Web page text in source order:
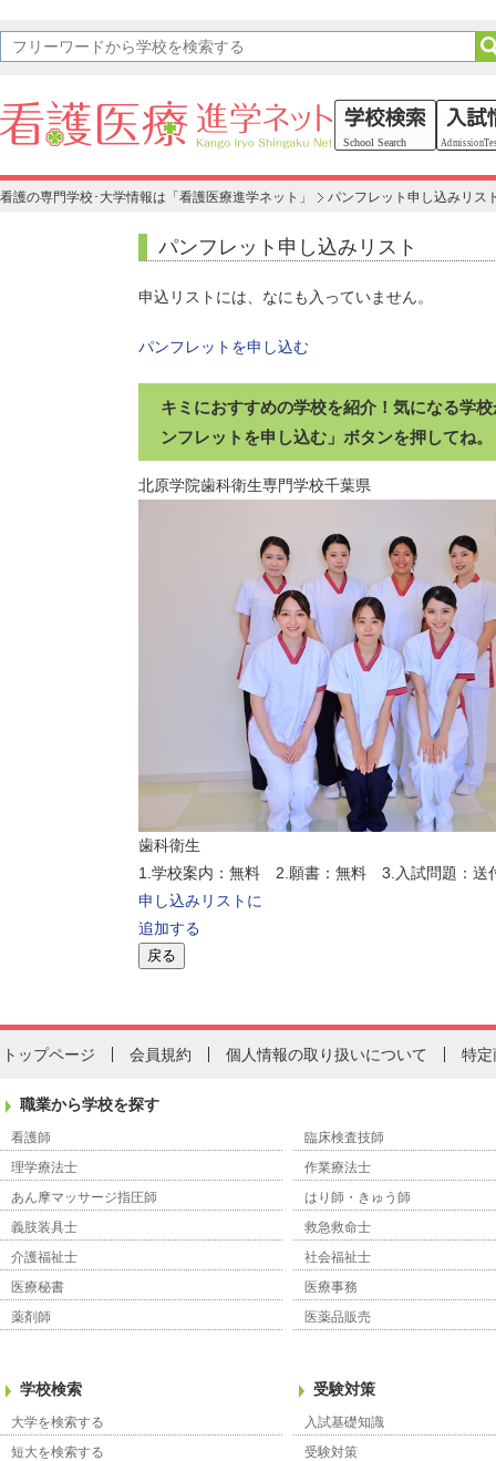
看護の専門学校･大学情報は「看護医療進学ネット」 パンフレット申し込みリス
パンフレット申し込みリスト
申込リストには、なにも入っていません。
パンフレットを申し込む
キミにおすすめの学校を紹介！気になる学
ンフレットを申し込む」ボタンを押してね。
北原学院歯科衛生専門学校千葉県
歯科衛生
1.学校案内：無料 2.願書：無料 3.入試問題：送
申し込みリストに
追加する
トップページ 会員規約 個人情報の取り扱いについて 特定
職業から学校を探す
看護師
臨床検査技師
理学療法士
作業療法士
あん摩マッサージ指圧師
はり師・きゅう師
義肢装具士
救急救命士
介護福祉士
社会福祉士
医療秘書
医療事務
薬剤師
医薬品販売
学校検索
大学を検索する
短大を検索する
受験対策
入試基礎知識
受験対策